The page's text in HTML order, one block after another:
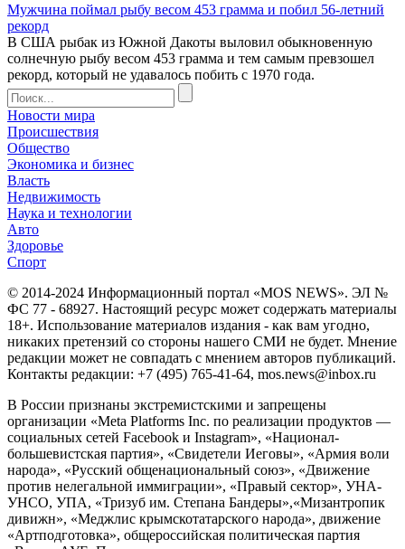
Мужчина поймал рыбу весом 453 грамма и побил 56-летний
рекорд
В США рыбак из Южной Дакоты выловил обыкновенную
солнечную рыбу весом 453 грамма и тем самым превзошел
рекорд, который не удавалось побить с 1970 года.
Новости мира
Происшествия
Общество
Экономика и бизнес
Власть
Недвижимость
Наука и технологии
Авто
Здоровье
Спорт
© 2014-2024 Информационный портал «MOS NEWS». ЭЛ №
ФС 77 - 68927. Настоящий ресурс может содержать материалы
18+. Использование материалов издания - как вам угодно,
никаких претензий со стороны нашего СМИ не будет. Мнение
редакции может не совпадать с мнением авторов публикаций.
Контакты редакции: +7 (495) 765-41-64, mos.news@inbox.ru
В России признаны экстремистскими и запрещены
организации «Meta Platforms Inc. по реализации продуктов —
социальных сетей Facebook и Instagram», «Национал-
большевистская партия», «Свидетели Иеговы», «Армия воли
народа», «Русский общенациональный союз», «Движение
против нелегальной иммиграции», «Правый сектор», УНА-
УНСО, УПА, «Тризуб им. Степана Бандеры»,«Мизантропик
дивижн», «Меджлис крымскотатарского народа», движение
«Артподготовка», общероссийская политическая партия